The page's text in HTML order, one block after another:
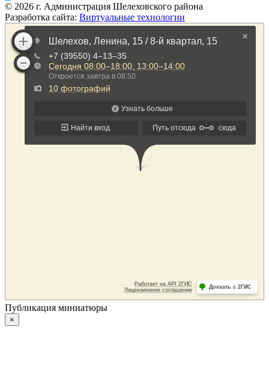
© 2026 г. Администрация Шелеховского района
Разработка сайта: Виртуальные технологии
Публикация миниатюры
×